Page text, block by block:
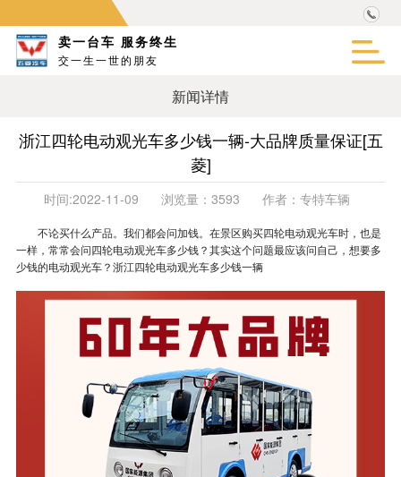
卖一台车 服务终生
交一生一世的朋友
新闻详情
浙江四轮电动观光车多少钱一辆-大品牌质量保证[五
菱]
时间:2022-11-09 浏览量： 3593 作者： 专特车辆
不论买什么产品。我们都会问加钱。在景区购买四轮电动观光车时，也是
一样，常常会问四轮电动观光车多少钱？其实这个问题最应该问自己，想要多
少钱的电动观光车？浙江四轮电动观光车多少钱一辆